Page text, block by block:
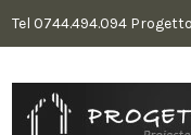
Tel 0744.494.094